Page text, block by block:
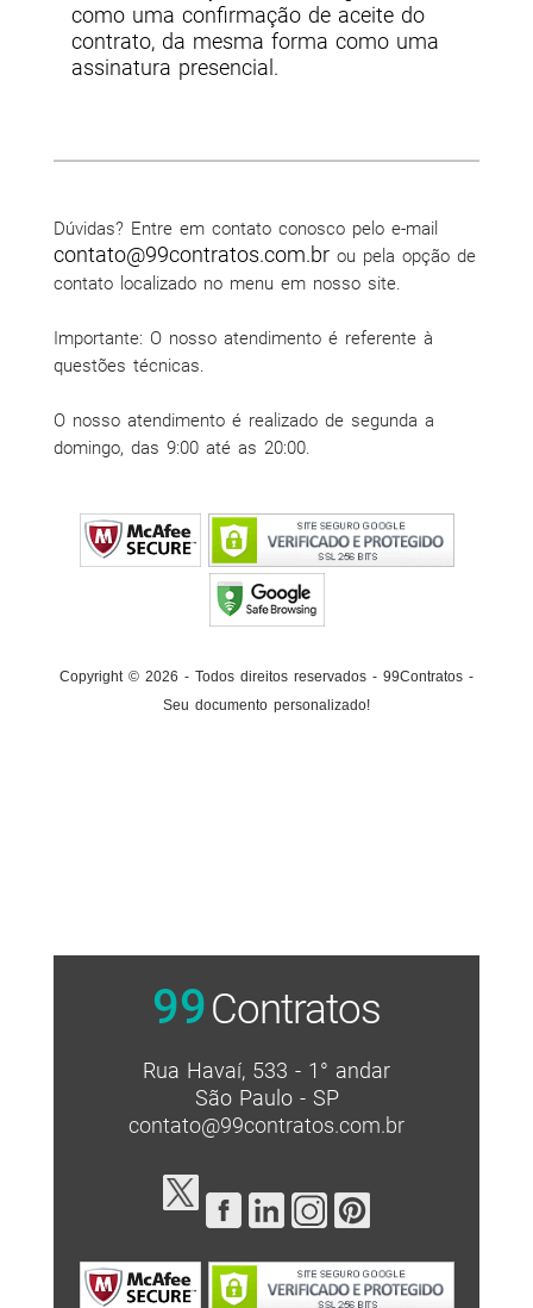
como uma confirmação de aceite do
contrato, da mesma forma como uma
assinatura presencial.
Dúvidas? Entre em contato conosco pelo e-mail
contato@99contratos.com.brou pela opção de
contato localizado no menu em nosso site.
Importante: O nosso atendimento é referente à
questões técnicas.
O nosso atendimento é realizado de segunda a
domingo, das 9:00 até as 20:00.
Copyright © 2026 - Todos direitos reservados - 99Contratos -
Seu documento personalizado!
99Contratos
Rua Havaí, 533 - 1° andar
São Paulo - SP
contato@99contratos.com.br